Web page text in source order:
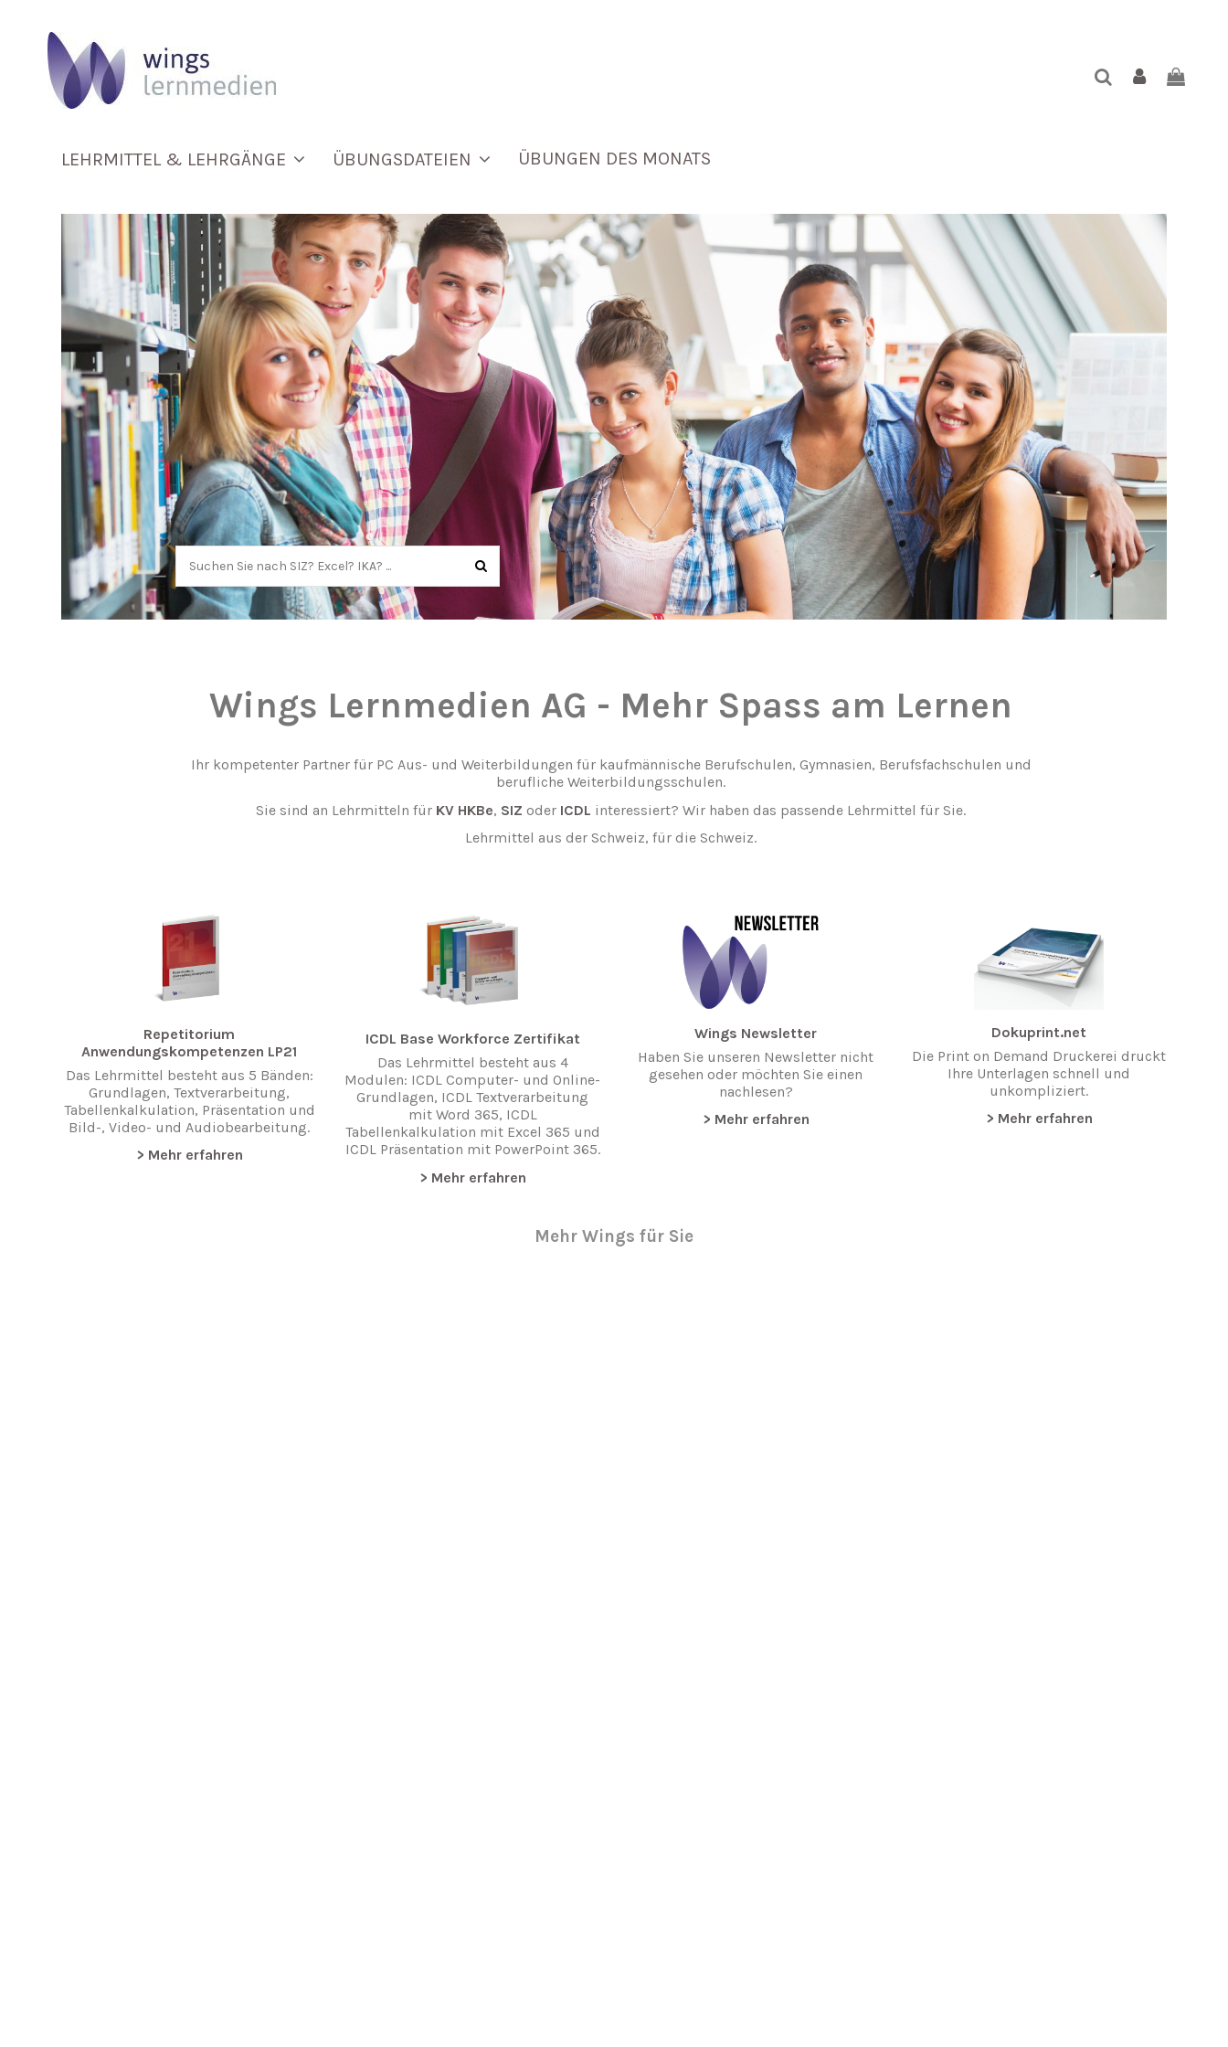
LEHRMITTEL & LEHRGÄNGE ÜBUNGSDATEIEN ÜBUNGEN DES MONATS
Wings Lernmedien AG - Mehr Spass am Lernen
Ihr kompetenter Partner für PC Aus- und Weiterbildungen für kaufmännische Berufschulen, Gymnasien, Berufsfachschulen und
berufliche Weiterbildungsschulen.
Sie sind an Lehrmitteln für KV HKBe, SIZ oder ICDL interessiert? Wir haben das passende Lehrmittel für Sie.
Lehrmittel aus der Schweiz, für die Schweiz.
Repetitorium
Anwendungskompetenzen LP21
Das Lehrmittel besteht aus 5 Bänden:
Grundlagen, Textverarbeitung,
Tabellenkalkulation, Präsentation und
Bild-, Video- und Audiobearbeitung.
> Mehr erfahren
ICDL Base Workforce Zertifikat
Das Lehrmittel besteht aus 4
Modulen: ICDL Computer- und Online-
Grundlagen, ICDL Textverarbeitung
mit Word 365, ICDL
Tabellenkalkulation mit Excel 365 und
ICDL Präsentation mit PowerPoint 365.
> Mehr erfahren
Wings Newsletter
Haben Sie unseren Newsletter nicht
gesehen oder möchten Sie einen
nachlesen?
> Mehr erfahren
Dokuprint.net
Die Print on Demand Druckerei druckt
Ihre Unterlagen schnell und
unkompliziert.
> Mehr erfahren
Mehr Wings für Sie